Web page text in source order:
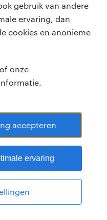
gebruik van andere
ervaring, dan
cookies en anonieme
of onze
accepteren
ervaring
-
handelsmerk van